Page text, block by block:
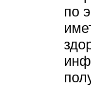
по